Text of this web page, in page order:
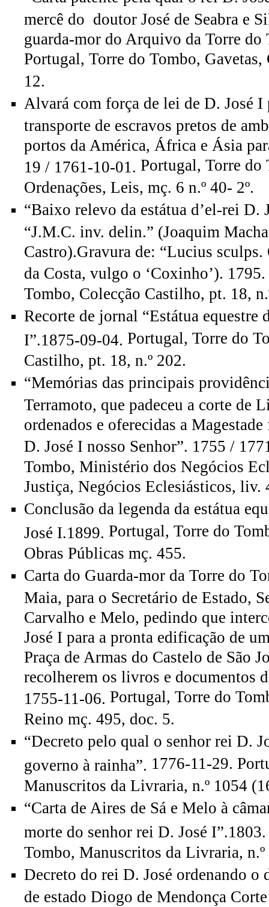
mercê do doutor José de Seabra e
guarda-mor do Arquivo da Torre do
Portugal, Torre do Tombo, Gavetas,
12.
Alvará com força de lei de D. José
transporte de escravos pretos de
portos da América, África e Ásia
19 / 1761-10-01. Portugal, Torre do
Ordenações, Leis, mç. 6 n.º 40- 2º.
“Baixo relevo da estátua d’el-rei D.
“J.M.C. inv. delin.” (Joaquim
Castro).Gravura de: “Lucius
da Costa, vulgo o ‘Coxinho’). 1795.
Tombo, Colecção Castilho, pt. 18,
Recorte de jornal “Estátua equestre
I”.1875-09-04. Portugal, Torre do
Castilho, pt. 18, n.º 202.
“Memórias das principais
Terramoto, que padeceu a corte de
ordenados e oferecidas a
D. José I nosso Senhor”. 1755 /
Tombo, Ministério dos Negócios
Justiça, Negócios Eclesiásticos, liv.
Conclusão da legenda da estátua
José I.1899. Portugal, Torre do
Obras Públicas mç. 455.
Carta do Guarda-mor da Torre do
Maia, para o Secretário de Estado,
Carvalho e Melo, pedindo que
José I para a pronta edificação de
Praça de Armas do Castelo de São
recolherem os livros e documentos
1755-11-06. Portugal, Torre do
Reino mç. 495, doc. 5.
“Decreto pelo qual o senhor rei D.
governo à rainha”. 1776-11-29.
Manuscritos da Livraria, n.º 1054
“Carta de Aires de Sá e Melo à
morte do senhor rei D. José
Tombo, Manuscritos da Livraria,
Decreto do rei D. José ordenando o
de estado Diogo de Mendonça